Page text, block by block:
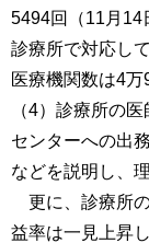
5494回（11月14
診療所で対応し
医療機関数は4万
（4）診療所の
センターへの出
などを説明し、
更に、診療所
益率は一見上昇